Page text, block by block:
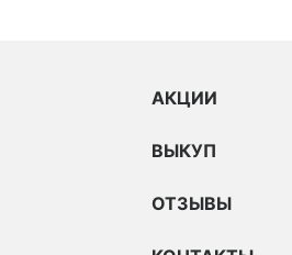
АКЦИИ
ВЫКУП
ОТЗЫВЫ